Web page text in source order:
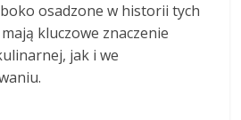
osadzone w historii tych
kluczowe znaczenie
jak i we